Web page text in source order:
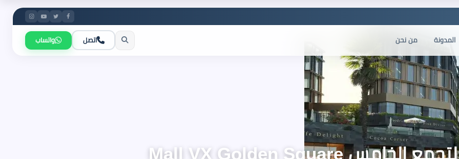
المدونة من نحن اتصل واتساب